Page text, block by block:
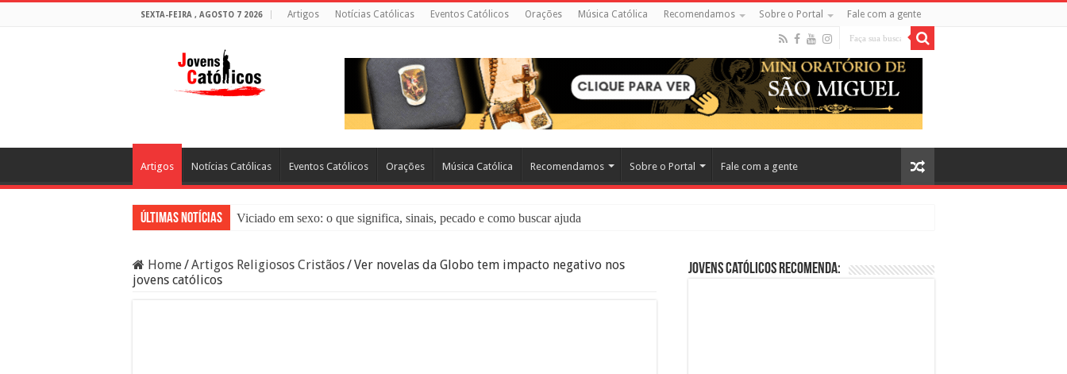
SEXTA-FEIRA , AGOSTO 7 2026 Artigos Notícias Católicas Eventos Católicos Orações Música Católica Recomendamos Sobre o Portal Fale com a gente
Artigos Notícias Católicas Eventos Católicos Orações Música Católica Recomendamos Sobre o Portal Fale com a gente
Últimas Notícias
Viciado em sexo: o que significa, sinais, pecado e como buscar ajuda
Filme Sagrado Coração – Seu Reino Não Terá Fim: O Documentário Que Vai Tocar os Católicos no Cinema
Home/Artigos Religiosos Cristãos/Ver novelas da Globo tem impacto negativo nos
jovens católicos
Jovens Católicos Recomenda: